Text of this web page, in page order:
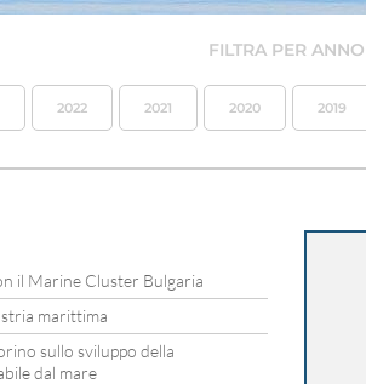
FILTRA PER ANNO
2022 2021 2020 2019
il Marine Cluster Bulgaria
marittima
sullo sviluppo della
dal mare